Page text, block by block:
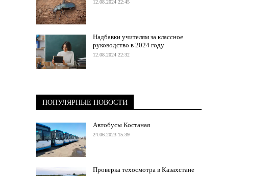
12.08.2024 22:45
Надбавки учителям за классное
руководство в 2024 году
12.08.2024 22:32
ПОПУЛЯРНЫЕ НОВОСТИ
Автобусы Костаная
24.06.2023 15:39
Проверка техосмотра в Казахстане